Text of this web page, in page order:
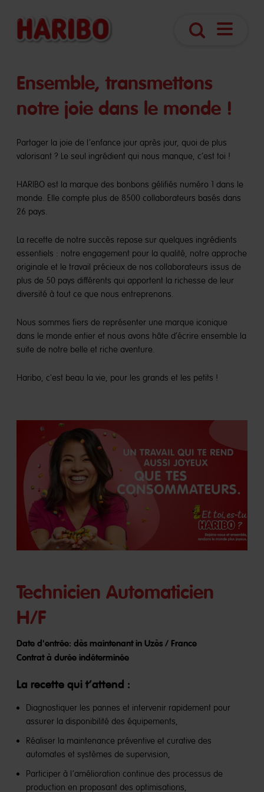
Ensemble, transmettons
notre joie dans le monde !
Partager la joie de l’enfance jour après jour, quoi de plus
valorisant ? Le seul ingrédient qui nous manque, c’est toi !
HARIBO est la marque des bonbons gélifiés numéro 1 dans le
monde. Elle compte plus de 8500 collaborateurs basés dans
26 pays.
La recette de notre succès repose sur quelques ingrédients
essentiels : notre engagement pour la qualité, notre approche
originale et le travail précieux de nos collaborateurs issus de
plus de 50 pays différents qui apportent la richesse de leur
diversité à tout ce que nous entreprenons.
Nous sommes fiers de représenter une marque iconique
dans le monde entier et nous avons hâte d’écrire ensemble la
suite de notre belle et riche aventure.
Haribo, c'est beau la vie, pour les grands et les petits !
Technicien Automaticien
H/F
Date d'entrée: dès maintenant in Uzès / France
Contrat à durée indéterminée
La recette qui t’attend :
Diagnostiquer les pannes et intervenir rapidement pour
assurer la disponibilité des équipements,
Réaliser la maintenance préventive et curative des
automates et systèmes de supervision,
Participer à l’amélioration continue des processus de
production en proposant des optimisations,